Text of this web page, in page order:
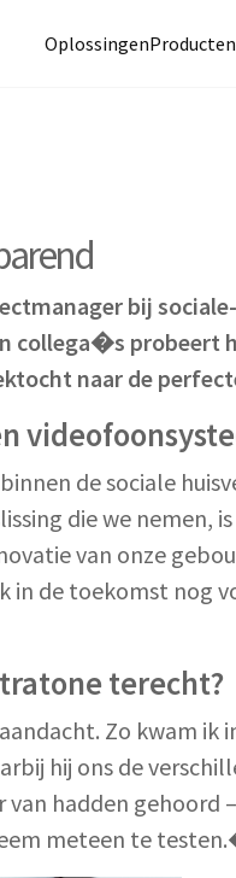
OplossingenProducten
bij
collega�s probeert
naar de
de sociale
die we nemen,
van onze
in de toekomst nog
terecht?
Zo kwam
hij ons de
hadden gehoord
meteen te